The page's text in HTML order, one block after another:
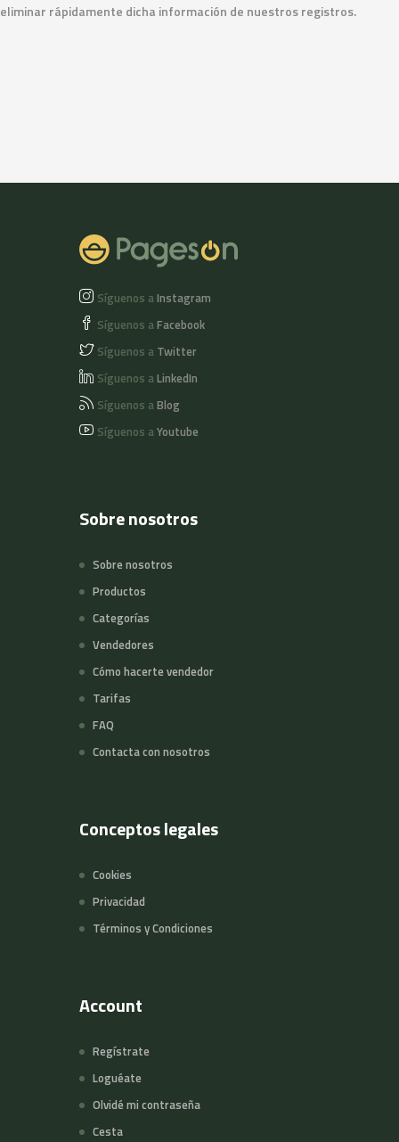
eliminar rápidamente dicha información de nuestros registros.
Síguenos aInstagram
Síguenos aFacebook
Síguenos a Twitter
Síguenos aLinkedIn
Síguenos aBlog
Síguenos aYoutube
Sobre nosotros
Sobre nosotros
Productos
Categorías
Vendedores
Cómo hacerte vendedor
Tarifas
FAQ
Contacta con nosotros
Conceptos legales
Cookies
Privacidad
Términos y Condiciones
Account
Regístrate
Loguéate
Olvidé mi contraseña
Cesta